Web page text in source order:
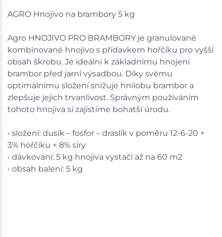
Velká Bíteš
Skladem na prodejně - doručení do 7 dnů
Choceň
Skladem na prodejně - doručení do 7 dnů
2 ks
Havlíčkův Brod
Skladem na prodejně - doručení do 7 dnů
Tišnov
Skladem na prodejně - doručení do 7 dnů
7 ks
AGRO Hnojivo na brambory 5 kg
Agro HNOJIVO PRO BRAMBORY je granulované
kombinované hnojivo s přídavkem hořčíku pro vyšší
obsah škrobu. Je ideální k základnímu hnojení
brambor před jarní výsadbou. Díky svému
optimálnímu složení snižuje hnilobu brambor a
zlepšuje jejich trvanlivost. Správným používáním
tohoto hnojiva si zajistíme bohatší úrodu.
• složení: dusík – fosfor – draslík v poměru 12-6-20 +
3% hořčíku + 8% síry
• dávkování: 5 kg hnojiva vystačí až na 60 m2
• obsah balení: 5 kg